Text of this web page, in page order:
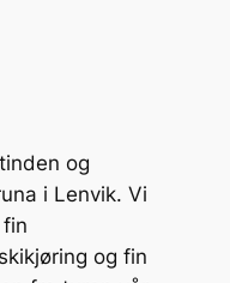
og
i Lenvik. Vi
og fin